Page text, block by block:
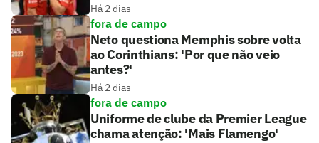
Há 2 dias
fora de campo
Neto questiona Memphis sobre volta
ao Corinthians: 'Por que não veio
antes?'
Há 2 dias
fora de campo
Uniforme de clube da Premier League
chama atenção: 'Mais Flamengo'